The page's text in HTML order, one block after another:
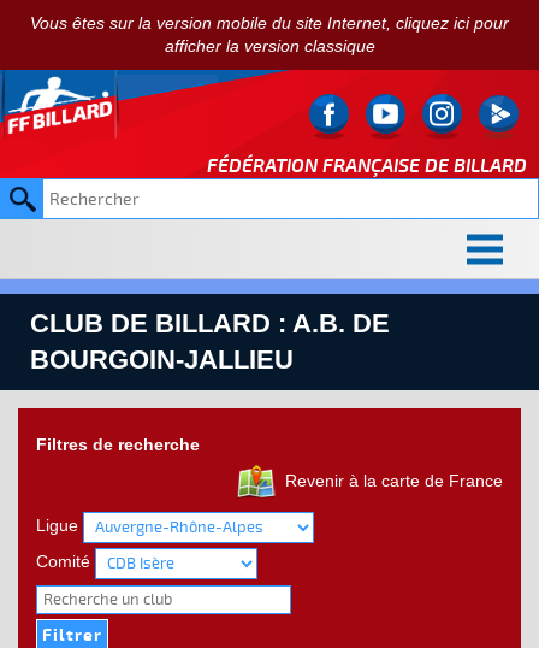
Vous êtes sur la version mobile du site Internet, cliquez ici pour
afficher la version classique
FÉDÉRATION FRANÇAISE DE BILLARD
CLUB DE BILLARD : A.B. DE
BOURGOIN-JALLIEU
Filtres de recherche
Revenir à la carte de France
Ligue
Comité